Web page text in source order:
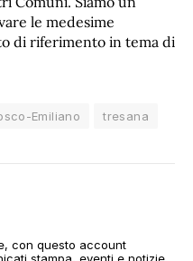
le medesime
di riferimento in tema di
Emiliano tresana
con questo account